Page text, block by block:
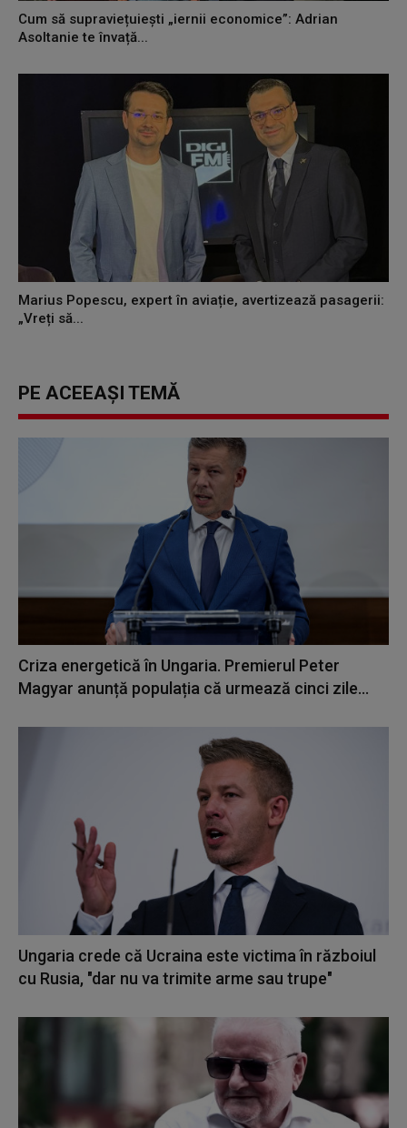
Cum să supraviețuiești „iernii economice”: Adrian
Asoltanie te învață...
Marius Popescu, expert în aviație, avertizează pasagerii:
„Vreți să...
PE ACEEAȘI TEMĂ
Criza energetică în Ungaria. Premierul Peter
Magyar anunță populația că urmează cinci zile...
Ungaria crede că Ucraina este victima în războiul
cu Rusia, "dar nu va trimite arme sau trupe"